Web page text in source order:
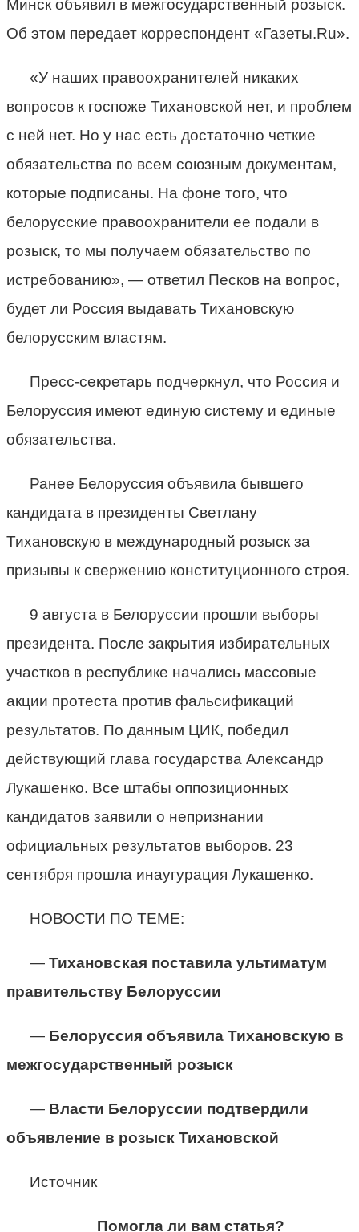
Минск объявил в межгосударственный розыск.
Об этом передает корреспондент «Газеты.Ru».
«У наших правоохранителей никаких
вопросов к госпоже Тихановской нет, и проблем
с ней нет. Но у нас есть достаточно четкие
обязательства по всем союзным документам,
которые подписаны. На фоне того, что
белорусские правоохранители ее подали в
розыск, то мы получаем обязательство по
истребованию», — ответил Песков на вопрос,
будет ли Россия выдавать Тихановскую
белорусским властям.
Пресс-секретарь подчеркнул, что Россия и
Белоруссия имеют единую систему и единые
обязательства.
Ранее Белоруссия объявила бывшего
кандидата в президенты Светлану
Тихановскую в международный розыск за
призывы к свержению конституционного строя.
9 августа в Белоруссии прошли выборы
президента. После закрытия избирательных
участков в республике начались массовые
акции протеста против фальсификаций
результатов. По данным ЦИК, победил
действующий глава государства Александр
Лукашенко. Все штабы оппозиционных
кандидатов заявили о непризнании
официальных результатов выборов. 23
сентября прошла инаугурация Лукашенко.
НОВОСТИ ПО ТЕМЕ:
— Тихановская поставила ультиматум
правительству Белоруссии
— Белоруссия объявила Тихановскую в
межгосударственный розыск
— Власти Белоруссии подтвердили
объявление в розыск Тихановской
Источник
Помогла ли вам статья?